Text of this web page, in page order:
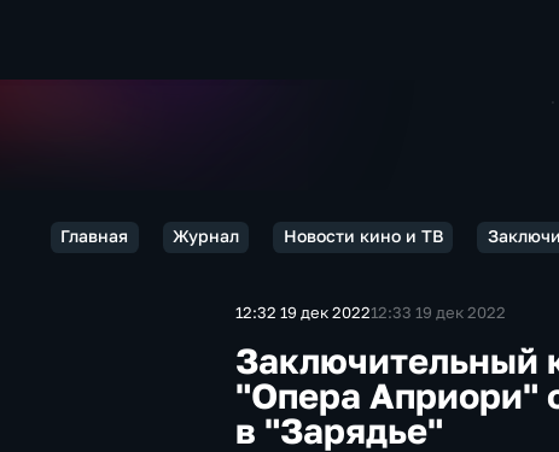
Главная Журнал Новости кино и ТВ
12:32 19 дек 202212:33 19 дек 2022
Заключительный
"Опера Априори"
в "Зарядье"